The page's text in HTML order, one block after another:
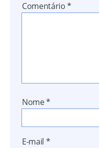
Comentário*
Nome*
E-mail *